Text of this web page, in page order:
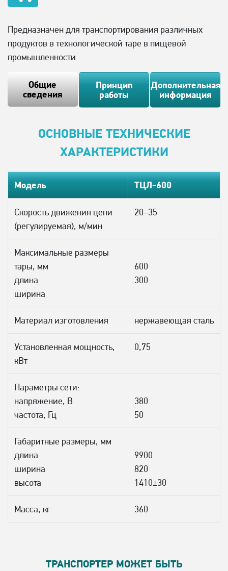
Предназначен для транспортирования различных
продуктов в технологической таре в пищевой
промышленности.
Общие
сведения
Принцип
работы
Дополнительная
информация
ОСНОВНЫЕ ТЕХНИЧЕСКИЕ
ХАРАКТЕРИСТИКИ
Модель ТЦЛ-600
Скорость движения цепи
(регулируемая), м/мин
20–35
Максимальные размеры
тары, мм
длина
ширина
600
300
Материал изготовления нержавеющая сталь
Установленная мощность,
кВт
0,75
Параметры сети:
напряжение, В
частота, Гц
380
50
Габаритные размеры, мм
длина
ширина
высота
9900
820
1410±30
Масса, кг 360
ТРАНСПОРТЕР МОЖЕТ БЫТЬ